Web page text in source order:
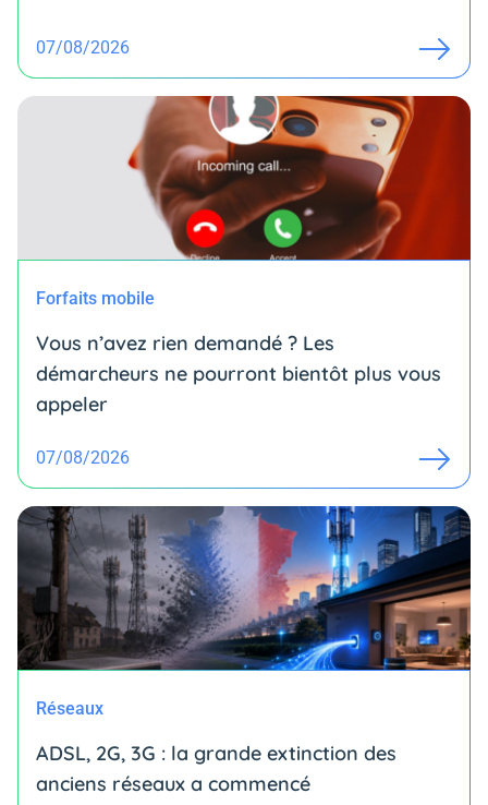
07/08/2026
Forfaits mobile
Vous n’avez rien demandé ? Les
démarcheurs ne pourront bientôt plus vous
appeler
07/08/2026
Réseaux
ADSL, 2G, 3G : la grande extinction des
anciens réseaux a commencé